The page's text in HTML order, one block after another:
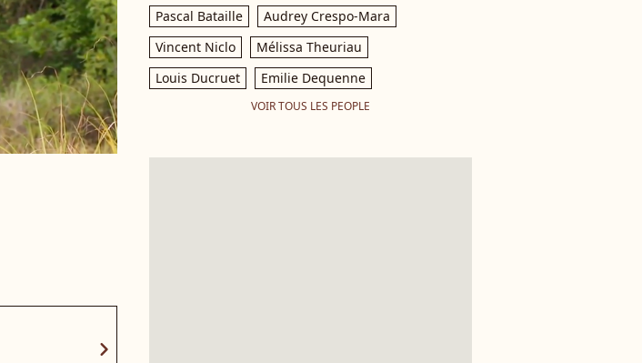
chevron_right
Pascal Bataille
Audrey Crespo-Mara
Vincent Niclo
Mélissa Theuriau
Louis Ducruet
Emilie Dequenne
VOIR TOUS LES PEOPLE